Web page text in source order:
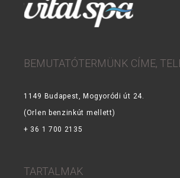
BEMUTATÓTERMÜNK CÍME,
1149 Budapest, Mogyoródi út 24.
(Orlen benzinkút mellett)
+ 36 1 700 2135
TARTALMAK